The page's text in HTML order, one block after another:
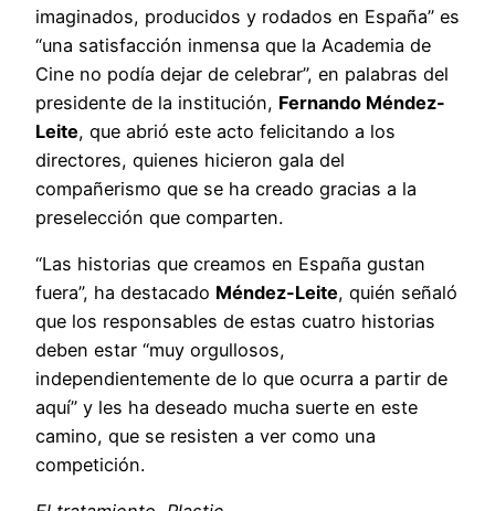
imaginados, producidos y rodados en España” es
“una satisfacción inmensa que la Academia de
Cine no podía dejar de celebrar”, en palabras del
presidente de la institución, Fernando Méndez-
Leite, que abrió este acto felicitando a los
directores, quienes hicieron gala del
compañerismo que se ha creado gracias a la
preselección que comparten.
“Las historias que creamos en España gustan
fuera”, ha destacado Méndez-Leite, quién señaló
que los responsables de estas cuatro historias
deben estar “muy orgullosos,
independientemente de lo que ocurra a partir de
aquí” y les ha deseado mucha suerte en este
camino, que se resisten a ver como una
competición.